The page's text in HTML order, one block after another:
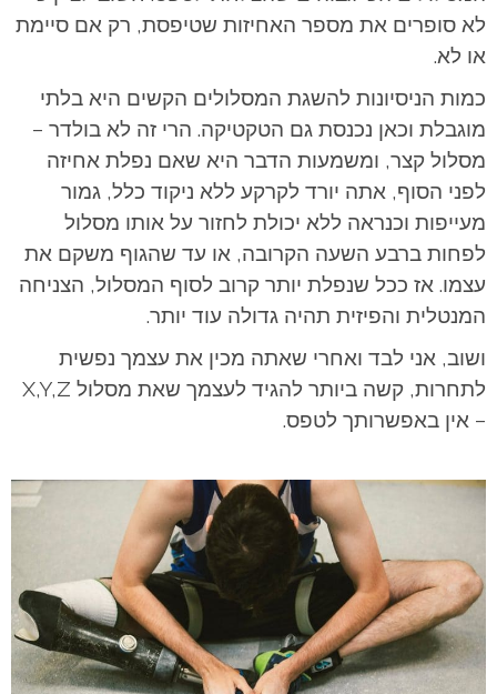
לא סופרים את מספר האחיזות שטיפסת, רק אם סיימת
או לא.
כמות הניסיונות להשגת המסלולים הקשים היא בלתי
מוגבלת וכאן נכנסת גם הטקטיקה. הרי זה לא בולדר –
מסלול קצר, ומשמעות הדבר היא שאם נפלת אחיזה
לפני הסוף, אתה יורד לקרקע ללא ניקוד כלל, גמור
מעייפות וכנראה ללא יכולת לחזור על אותו מסלול
לפחות ברבע השעה הקרובה, או עד שהגוף משקם את
עצמו. אז ככל שנפלת יותר קרוב לסוף המסלול, הצניחה
המנטלית והפיזית תהיה גדולה עוד יותר.
ושוב, אני לבד ואחרי שאתה מכין את עצמך נפשית
לתחרות, קשה ביותר להגיד לעצמך שאת מסלול X,Y,Z
– אין באפשרותך לטפס.